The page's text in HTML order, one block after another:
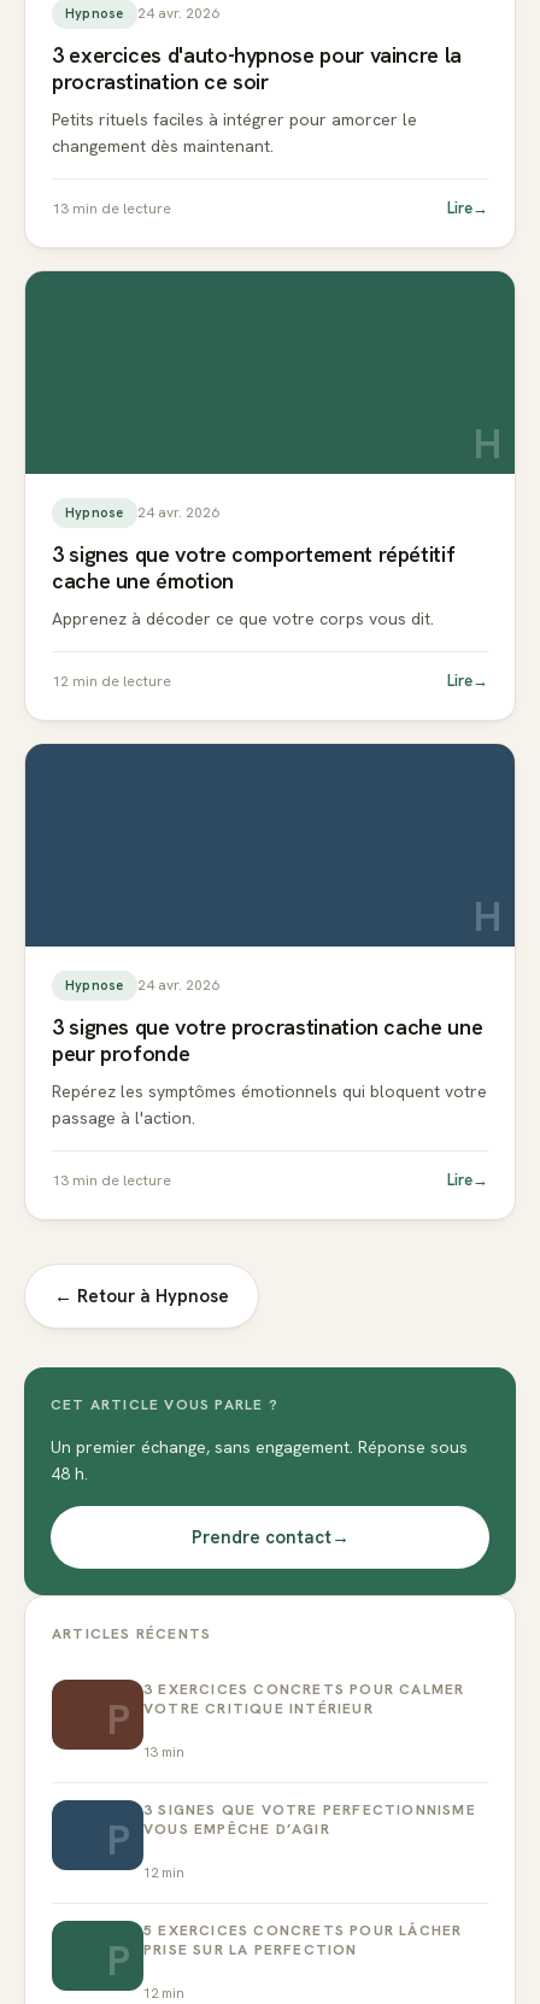
Hypnose 24 avr. 2026
3 exercices d'auto-hypnose pour vaincre la
procrastination ce soir
Petits rituels faciles à intégrer pour amorcer le
changement dès maintenant.
13 min de lecture Lire→
H
Hypnose 24 avr. 2026
3 signes que votre comportement répétitif
cache une émotion
Apprenez à décoder ce que votre corps vous dit.
12 min de lecture Lire→
H
Hypnose 24 avr. 2026
3 signes que votre procrastination cache une
peur profonde
Repérez les symptômes émotionnels qui bloquent votre
passage à l'action.
13 min de lecture Lire→
← Retour à Hypnose
CET ARTICLE VOUS PARLE ?
Un premier échange, sans engagement. Réponse sous
48 h.
Prendre contact→
ARTICLES RÉCENTS
P
3 EXERCICES CONCRETS POUR CALMER
VOTRE CRITIQUE INTÉRIEUR
13 min
P
3 SIGNES QUE VOTRE PERFECTIONNISME
VOUS EMPÊCHE D’AGIR
12min
P
5 EXERCICES CONCRETS POUR LÂCHER
PRISE SUR LA PERFECTION
12min